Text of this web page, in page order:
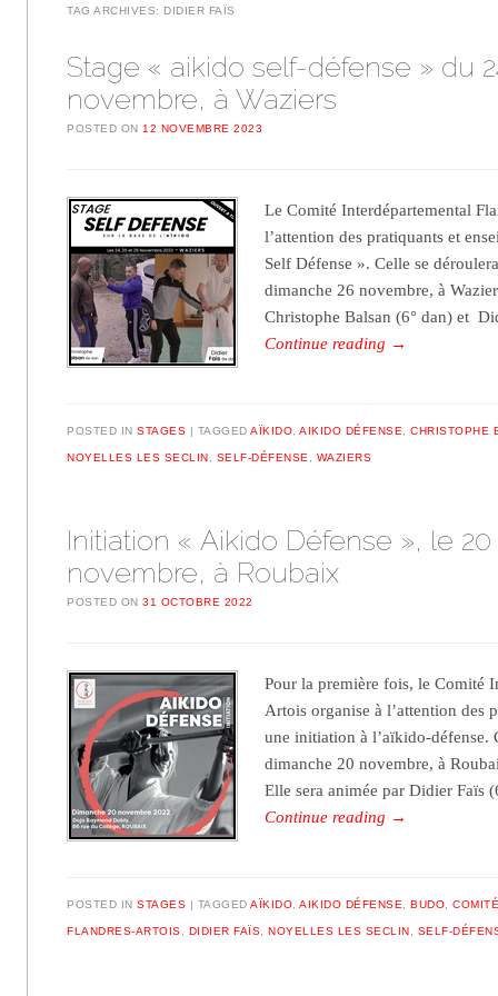
TAG ARCHIVES: DIDIER FAÏS
Stage « aikido self-défense » du
novembre, à Waziers
POSTED ON12 NOVEMBRE 2023
Le Comité Interdépartemental
l’attention des pratiquants et
Self Défense ». Celle se
dimanche 26 novembre, à
Christophe Balsan (6° dan) et
Continue reading →
POSTED INSTAGES TAGGEDAÏKIDO ,AIKIDO DÉFENSE ,CHRISTOPHE
NOYELLES LES SECLIN SELF-DÉFENSE WAZIERS
Initiation « Aikido Défense », le 20
novembre, à Roubaix
POSTED ON31 OCTOBRE 2022
Pour la première fois, le Comité
Artois organise à l’attention des
une initiation à l’aïkido-défense.
dimanche 20 novembre, à
Elle sera animée par Didier Faïs
Continue reading →
POSTED INSTAGES TAGGEDAÏKIDO ,AIKIDO DÉFENSE ,BUDO ,
FLANDRES-ARTOIS DIDIER FAÏS ,NOYELLES LES SECLIN SELF-